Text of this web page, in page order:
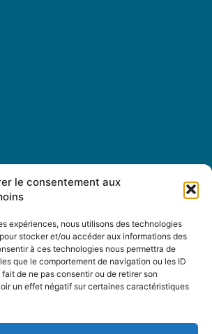
le consentement aux
expériences, nous utilisons des technologies
stocker et/ou accéder aux informations des
à ces technologies nous permettra de
que le comportement de navigation ou les ID
de ne pas consentir ou de retirer son
un effet négatif sur certaines caractéristiques